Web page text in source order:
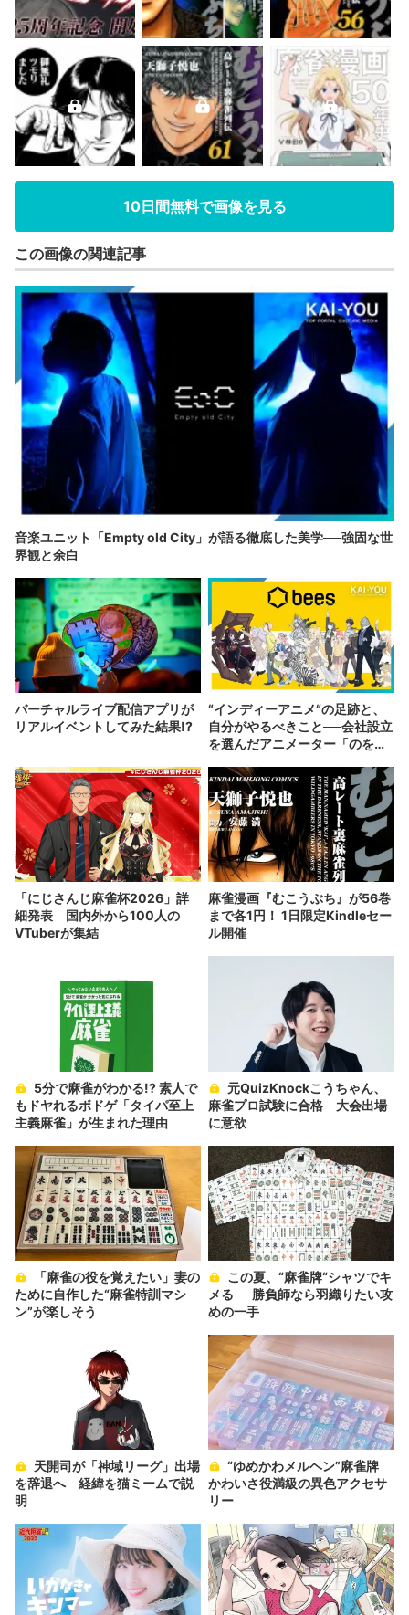
10日間無料で画像を見る
この画像の関連記事
音楽ユニット「Empty old City」が語る徹底した美学──強固な世
界観と余白
バーチャルライブ配信アプリが
リアルイベントしてみた結果!?
“インディーアニメ“の足跡と、
自分がやるべきこと──会社設立
を選んだアニメーター「のを
「にじさんじ麻雀杯2026」詳
細発表 国内外から100人の
VTuberが集結
麻雀漫画『むこうぶち』が56巻
まで各1円！ 1日限定Kindleセー
ル開催
もドヤれるボドゲ「タイパ至上
主義麻雀」が生まれた理由
麻雀プロ試験に合格 大会出場
に意欲
ために自作した“麻雀特訓マシ
ン”が楽しそう
メる──勝負師なら羽織りたい攻
めの一手
を辞退へ 経緯を猫ミームで説
明
かわいさ役満級の異色アクセサ
リー